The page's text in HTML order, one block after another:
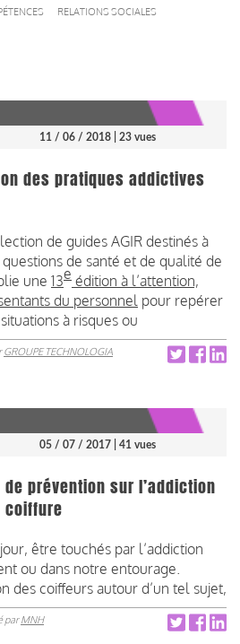
RELATIONS SOCIALES
11 / 06 / 2018 | 23 vues
des pratiques addictives
de guides AGIR destinés à
de santé et de qualité de
une 13e édition à l’attention,
du personnel pour repérer
à risques ou
GROUPE TECHNOLOGIA
05 / 07 / 2017 | 41 vues
prévention sur l’addiction
coiffure
être touchés par l’addiction
ou dans notre entourage.
des coiffeurs autour d’un tel sujet,
parMNH